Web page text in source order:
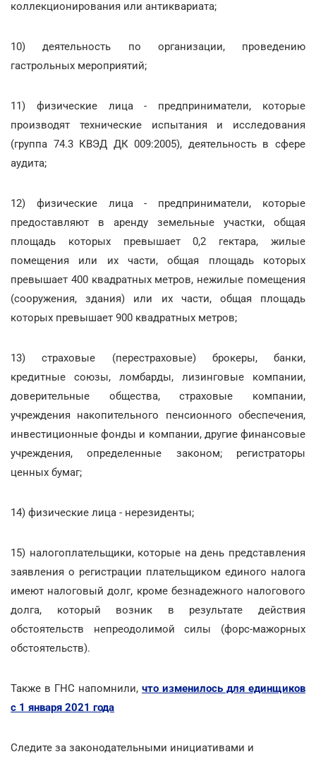
коллекционирования или антиквариата;
10) деятельность по организации, проведению
гастрольных мероприятий;
11) физические лица - предприниматели, которые
производят технические испытания и исследования
(группа 74.3 КВЭД ДК 009:2005), деятельность в сфере
аудита;
12) физические лица - предприниматели, которые
предоставляют в аренду земельные участки, общая
площадь которых превышает 0,2 гектара, жилые
помещения или их части, общая площадь которых
превышает 400 квадратных метров, нежилые помещения
(сооружения, здания) или их части, общая площадь
которых превышает 900 квадратных метров;
13) страховые (перестраховые) брокеры, банки,
кредитные союзы, ломбарды, лизинговые компании,
доверительные общества, страховые компании,
учреждения накопительного пенсионного обеспечения,
инвестиционные фонды и компании, другие финансовые
учреждения, определенные законом; регистраторы
ценных бумаг;
14) физические лица - нерезиденты;
15) налогоплательщики, которые на день представления
заявления о регистрации плательщиком единого налога
имеют налоговый долг, кроме безнадежного налогового
долга, который возник в результате действия
обстоятельств непреодолимой силы (форс-мажорных
обстоятельств).
Также в ГНС напомнили, что изменилось для единщиков
с 1 января 2021 года
Следите за законодательными инициативами и